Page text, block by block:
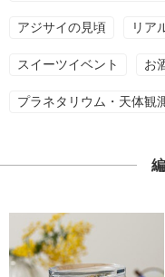
アジサイの見頃 リア
スイーツイベント お
プラネタリウム・天体観